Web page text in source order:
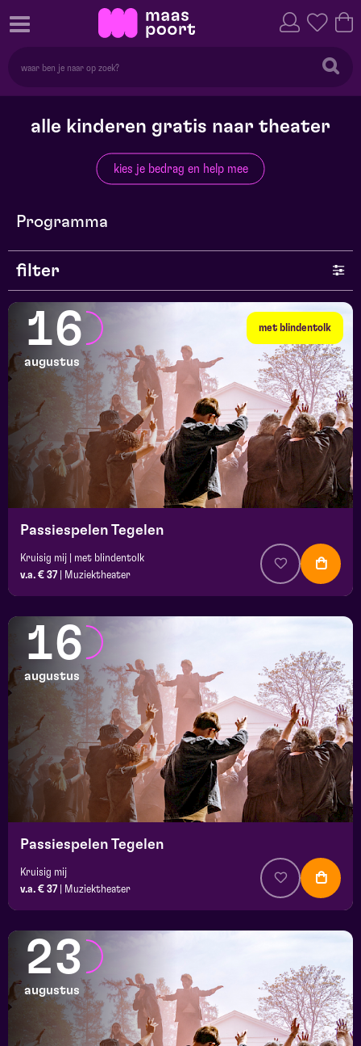
alle kinderen gratis naar theater
kies je bedrag en help mee
Programma
filter
genre
series en selecties
maand
prijs
locatie
met blindentolk
16
augustus
Passiespelen Tegelen
Kruisig mij | met blindentolk
v.a. € 37
Muziektheater
16
augustus
Passiespelen Tegelen
Kruisig mij
v.a. € 37
Muziektheater
23
augustus